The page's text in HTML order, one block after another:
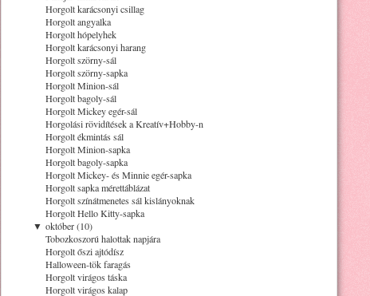
Horgolt karácsonyi csillag
Horgolt angyalka
Horgolt hópelyhek
Horgolt karácsonyi harang
Horgolt szörny-sál
Horgolt szörny-sapka
Horgolt Minion-sál
Horgolt bagoly-sál
Horgolt Mickey egér-sál
Horgolási rövidítések a Kreatív+Hobby-n
Horgolt ékmintás sál
Horgolt Minion-sapka
Horgolt bagoly-sapka
Horgolt Mickey- és Minnie egér-sapka
Horgolt sapka mérettáblázat
Horgolt színátmenetes sál kislányoknak
Horgolt Hello Kitty-sapka
▼ október (10)
Tobozkoszorú halottak napjára
Horgolt őszi ajtódísz
Halloween-tök faragás
Horgolt virágos táska
Horgolt virágos kalap